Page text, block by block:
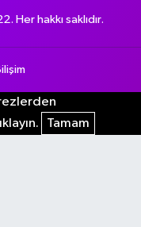
Her hakkı saklıdır.
Tamam